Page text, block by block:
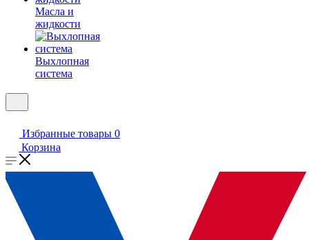
Масла и
жидкости
Выхлопная
система
Избранные товары 0
Корзина